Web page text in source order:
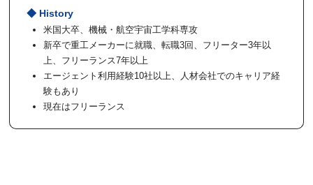
米国大卒、機械・航空宇宙工学科専攻
新卒で重工メーカーに就職、転職3回、フリーター3年以
上、フリーランス7年以上
エージェント利用経験10社以上、人材会社でのキャリア経
験もあり
現在はフリーランス